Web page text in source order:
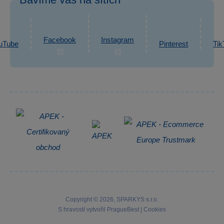
Reklamace
Informace o zpracování osobních údajů
eshop@sparkys.cz
Napsat zprávu
Facebook Instagram Pinterest
Copyright © 2026, SPARKYS s.r.o.
S hravostí vytvořil
PragueBest Cookies